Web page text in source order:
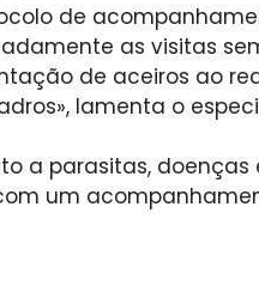
de
as visitas
de aceiros ao
lamenta o
a parasitas, doenças
um